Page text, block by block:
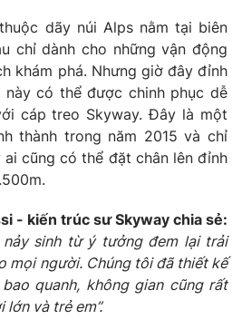
lai
Podcast
Infographic
dãy núi Alps nằm tại biên
chỉ dành cho những vận động
khám phá. Nhưng giờ đây đỉnh
này có thể được chinh phục dễ
cáp treo Skyway. Đây là một
thành trong năm 2015 và chỉ
cũng có thể đặt chân lên đỉnh
- kiến trúc sư Skyway chia sẻ:
nảy sinh từ ý tưởng đem lại trải
mọi người. Chúng tôi đã thiết kế
quanh, không gian cũng rất
và trẻ em”.